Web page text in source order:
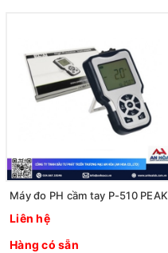
Máy đo PH cầm tay P-510 PEAK
Liên hệ
Hàng có sẵn